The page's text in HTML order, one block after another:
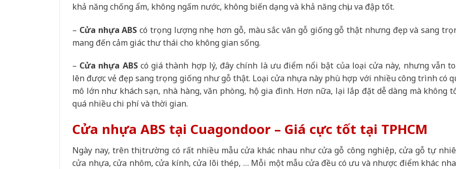
khả năng chống ẩm, không ngấm nước, không biến dạng và khả năng chịu va đập tốt.
– Cửa nhựa ABS có trọng lượng nhẹ hơn gỗ, màu sắc vân gỗ giống gỗ thật nhưng đẹp và sang
mang đến cảm giác thư thái cho không gian sống.
– Cửa nhựa ABScó giá thành hợp lý, đây chính là ưu điểm nổi bật của loại cửa này, nhưng vẫn
lên được vẻ đẹp sang trọng giống như gỗ thật. Loại cửa nhựa này phù hợp với nhiều công trình có
mô lớn như khách sạn, nhà hàng, văn phòng, hộ gia đình. Hơn nữa, lại lắp đặt dễ dàng mà không
quá nhiều chi phí và thời gian.
Cửa nhựa ABS tại Cuagondoor – Giá cực tốt tại TPHCM
Ngày nay, trên thị trường có rất nhiều mẫu cửa khác nhau như cửa gỗ công nghiệp, cửa gỗ tự
cửa nhựa, cửa nhôm, cửa kính, cửa lõi thép, … Mỗi một mẫu cửa đều có ưu và nhược điểm khác